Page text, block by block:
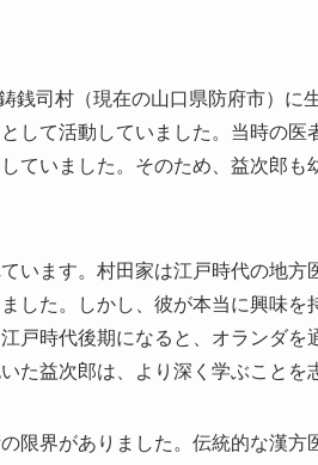
銭司村（現在の山口県防府市）に
して活動していました。当時の医
ていました。そのため、益次郎も
います。村田家は江戸時代の地方
した。しかし、彼が本当に興味を
戸時代後期になると、オランダを
た益次郎は、より深く学ぶことを
限界がありました。伝統的な漢方